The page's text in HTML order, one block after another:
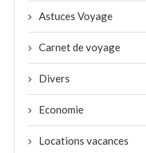
Astuces Voyage
Carnet de voyage
Divers
Economie
Locations vacances